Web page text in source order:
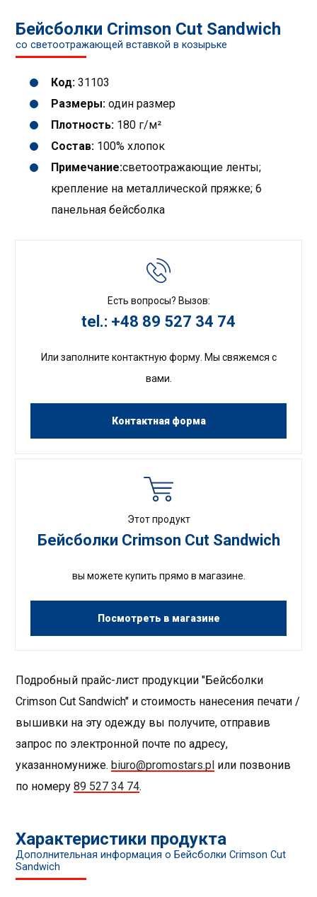
Бейсболки Crimson Cut Sandwich
со светоотражающей вставкой в ​​козырьке
Код:31103
Размеры: один размер
Плотность: 180 г/м²
Состав: 100% хлопок
Примечание:светоотражающие ленты;
крепление на металлической пряжке; 6
панельная бейсболка
Есть вопросы? Вызов:
tel.: +48 89 527 34 74
Или заполните контактную форму. Мы свяжемся с
вами.
Контактная форма
Этот продукт
Бейсболки Crimson Cut Sandwich
вы можете купить прямо в магазине.
Посмотреть в магазине
Подробный прайс-лист продукции "Бейсболки
Crimson Cut Sandwich" и стоимость нанесения печати /
вышивки на эту одежду вы получите, отправив
запрос по электронной почте по адресу,
указанномуниже.biuro@promostars.pl или позвонив
по номеру89 527 34 74.
Характеристики продукта
Дополнительная информация о Бейсболки Crimson Cut
Sandwich